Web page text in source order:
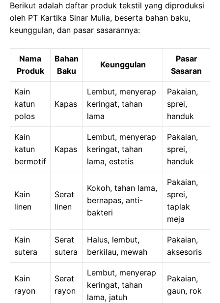
Berikut adalah daftar produk tekstil yang diproduksi
oleh PT Kartika Sinar Mulia, beserta bahan baku,
keunggulan, dan pasar sasarannya:
Nama
Produk
Bahan
Baku
Keunggulan
Pasar
Sasaran
Kain
katun
polos
Kapas
Lembut, menyerap
keringat, tahan
lama
Pakaian,
sprei,
handuk
Kain
katun
bermotif
Kapas
Lembut, menyerap
keringat, tahan
lama, estetis
Pakaian,
sprei,
handuk
Kain
linen
Serat
linen
Kokoh, tahan lama,
bernapas, anti-
bakteri
Pakaian,
sprei,
taplak
meja
Kain
sutera
Serat
sutera
Halus, lembut,
berkilau, mewah
Pakaian,
aksesoris
Kain
rayon
Serat
rayon
Lembut, menyerap
keringat, tahan
lama, jatuh
Pakaian,
gaun, rok